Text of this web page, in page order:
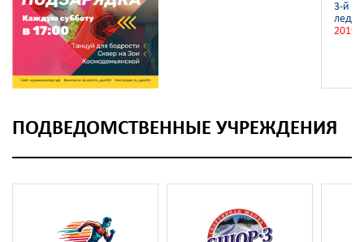
3-й
2019
ПОДВЕДОМСТВЕННЫЕ УЧРЕЖДЕНИЯ